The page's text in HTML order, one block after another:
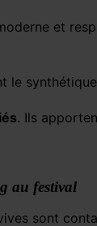
et
le
. Ils
au festival
sont